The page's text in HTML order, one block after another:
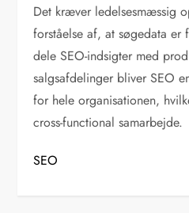
Det kræver ledelsesmæssig
forståelse af, at søgedata er
dele SEO-indsigter med
salgsafdelinger bliver SEO
for hele organisationen,
cross-functional samarbejde.
SEO